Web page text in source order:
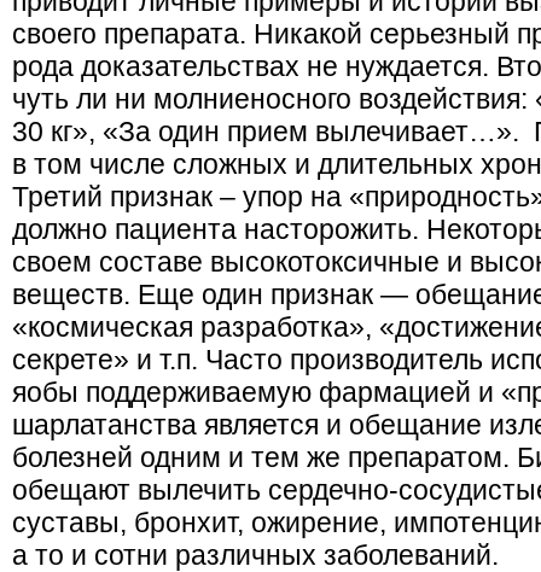
своего препарата. Никакой серьезный
рода доказательствах не нуждается.
чуть ли ни молниеносного
30 кг», «За один прием вылечивает…».
в том числе сложных и длительных
Третий признак – упор на
должно пациента насторожить.
своем составе высокотоксичные и
веществ. Еще один признак —
«космическая разработка»,
секрете» и т.п. Часто производитель
яобы поддерживаемую фармацией и
шарлатанства является и обещание
болезней одним и тем же препаратом.
обещают вылечить сердечно-
суставы, бронхит, ожирение,
а то и сотни различных заболеваний.